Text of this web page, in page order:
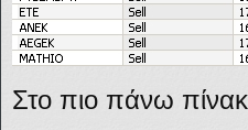
Στο πιο πάνω